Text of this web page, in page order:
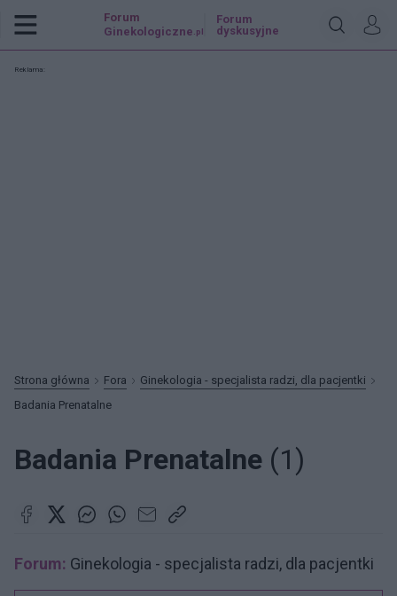
Forum
Ginekologiczne .pl
Forum
dyskusyjne
Reklama:
Strona główna Fora
Ginekologia - specjalista radzi, dla pacjentki
Badania Prenatalne
Badania Prenatalne (1)
Forum: Ginekologia - specjalista radzi, dla pacjentki